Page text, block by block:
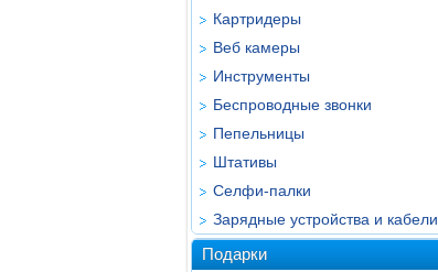
Картридеры
Веб камеры
Инструменты
Беспроводные звонки
Пепельницы
Штативы
Селфи-палки
Зарядные устройства и кабели
Подарки